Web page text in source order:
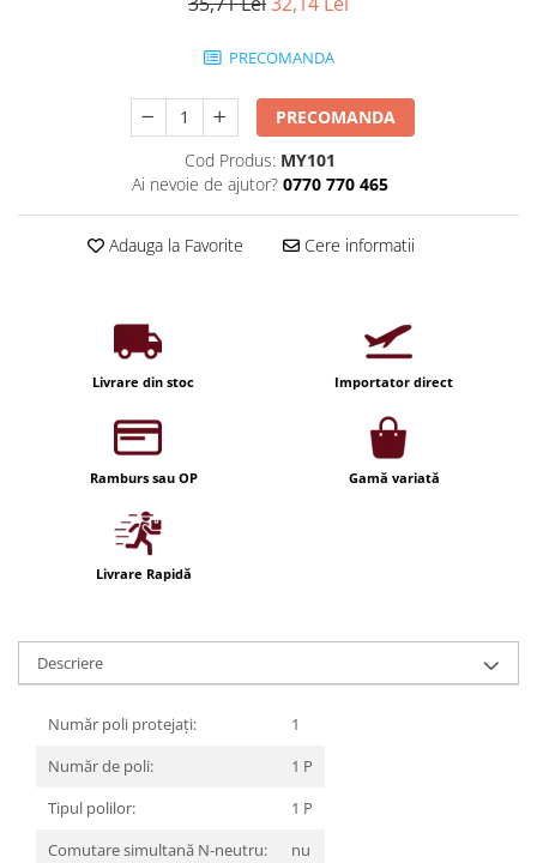
Becuri LED Decor
Profil aluminiu
Tub LED
Becuri LED Smart
Becuri LED cu filament
Corpuri de emergenta
Uncategorized
Aplica LED
Profil banda LED
Iluminat decorativ de Craciun
PRECOMANDA
PRECOMANDA
Cod Produs: MY101
Ai nevoie de ajutor? 0770 770 465
Adauga la Favorite Cere informatii
Livrare din stoc Importator direct
Ramburs sau OP Gamă variată
Livrare Rapidă
Descriere
Număr poli protejați:
1
Număr de poli:
1 P
Tipul polilor:
1 P
Comutare simultană N-neutru:
nu